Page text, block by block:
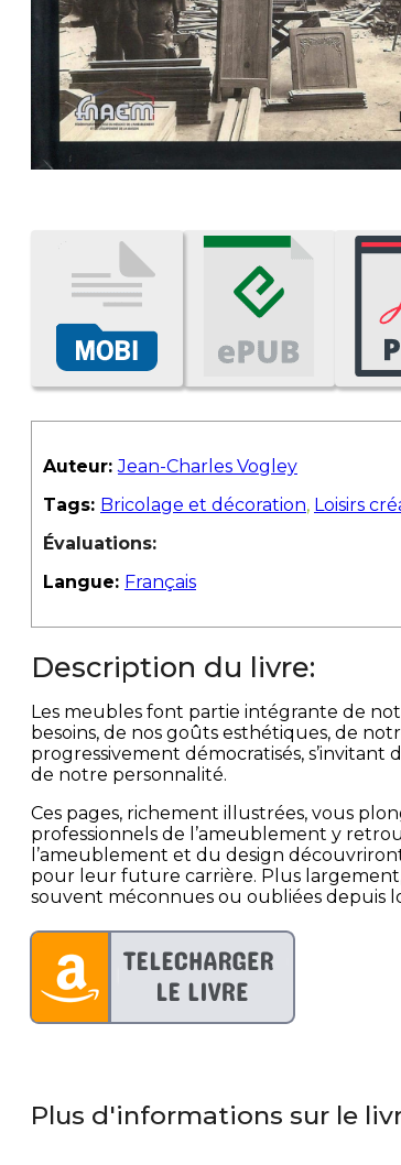
Auteur:Jean-Charles Vogley
Tags: Bricolage et décoration, Loisirs
Évaluations:
Langue: Français
Description du livre:
Les meubles font partie intégrante de
besoins, de nos goûts esthétiques, de
progressivement démocratisés,
de notre personnalité.
Ces pages, richement illustrées, vous
professionnels de l’ameublement y
l’ameublement et du design
pour leur future carrière. Plus largement,
souvent méconnues ou oubliées depuis
Plus d'informations sur le